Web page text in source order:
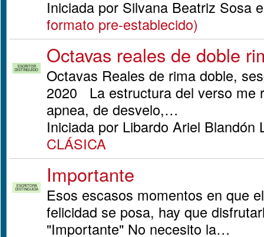
Iniciada por Silvana Beatriz Sosa
formato pre-establecido)
ESCRITOR
DISTINGUIDO
Octavas reales de doble
Octavas Reales de rima doble,
2020 La estructura del verso me
apnea, de desvelo,…
Iniciada por Libardo Ariel Blandón
CLÁSICA
ESCRITORA
DISTINGUIDA
Importante
Esos escasos momentos en que
felicidad se posa, hay que
"Importante" No necesito la…